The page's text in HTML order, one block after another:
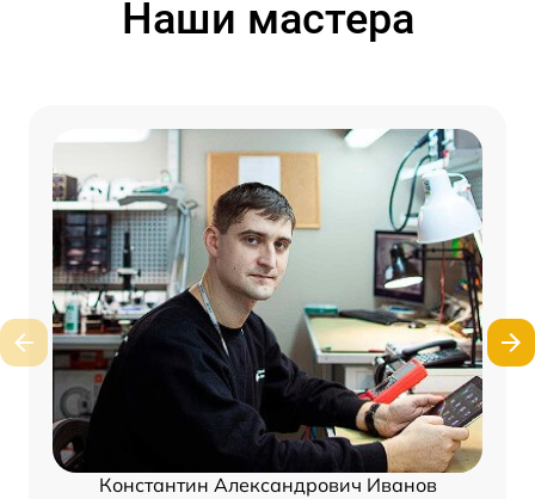
Наши мастера
Константин Александрович Иванов